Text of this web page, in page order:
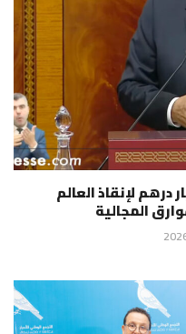
على 210 مليار درهم لإنقاذ العالم
المجالية